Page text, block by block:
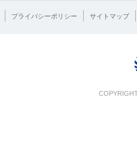
プライバシーポリシー サイトマップ